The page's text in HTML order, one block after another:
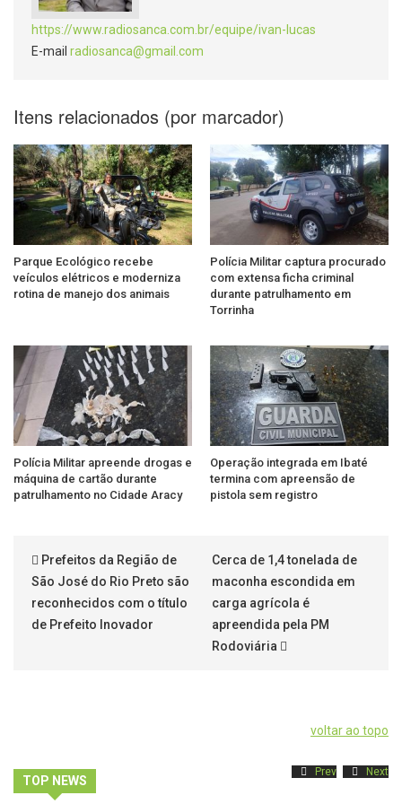
https://www.radiosanca.com.br/equipe/ivan-lucas
E-mail radiosanca@gmail.com
Itens relacionados (por marcador)
Parque Ecológico recebe
veículos elétricos e moderniza
rotina de manejo dos animais
Polícia Militar captura procurado
com extensa ficha criminal
durante patrulhamento em
Torrinha
Polícia Militar apreende drogas e
máquina de cartão durante
patrulhamento no Cidade Aracy
Operação integrada em Ibaté
termina com apreensão de
pistola sem registro
Prefeitos da Região de
São José do Rio Preto são
reconhecidos com o título
de Prefeito Inovador
Cerca de 1,4 tonelada de
maconha escondida em
carga agrícola é
apreendida pela PM
Rodoviária
voltar ao topo
TOP NEWS
Prev Next